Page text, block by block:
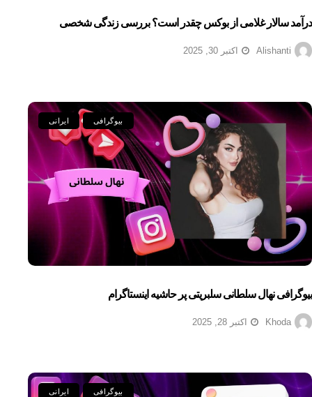
درآمد سالار غلامی از بوکس چقدر است؟ بررسی زندگی شخصی
Alishanti اکتبر 30, 2025
ایرانی بیوگرافی
بیوگرافی نهال سلطانی سلبریتی پر حاشیه اینستاگرام
Khoda اکتبر 28, 2025
ایرانی بیوگرافی